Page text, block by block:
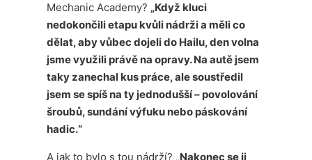
Mechanic Academy? „Když kluci
nedokončili etapu kvůli nádrži a měli co
dělat, aby vůbec dojeli do Hailu, den volna
jsme využili právě na opravy. Na autě jsem
taky zanechal kus práce, ale soustředil
jsem se spíš na ty jednodušší – povolování
šroubů, sundání výfuku nebo páskování
hadic.“
A jak to bylo s tou nádrží? „Nakonec se ji